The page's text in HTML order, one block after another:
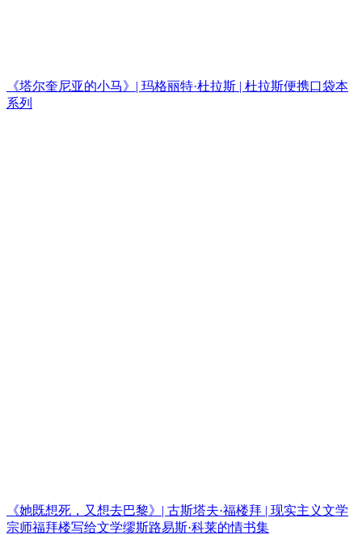
《塔尔奎尼亚的小马》| 玛格丽特·杜拉斯 | 杜拉斯便携口袋本
系列
《她既想死，又想去巴黎》| 古斯塔夫·福楼拜 | 现实主义文学
宗师福拜楼写给文学缪斯路易斯·科莱的情书集